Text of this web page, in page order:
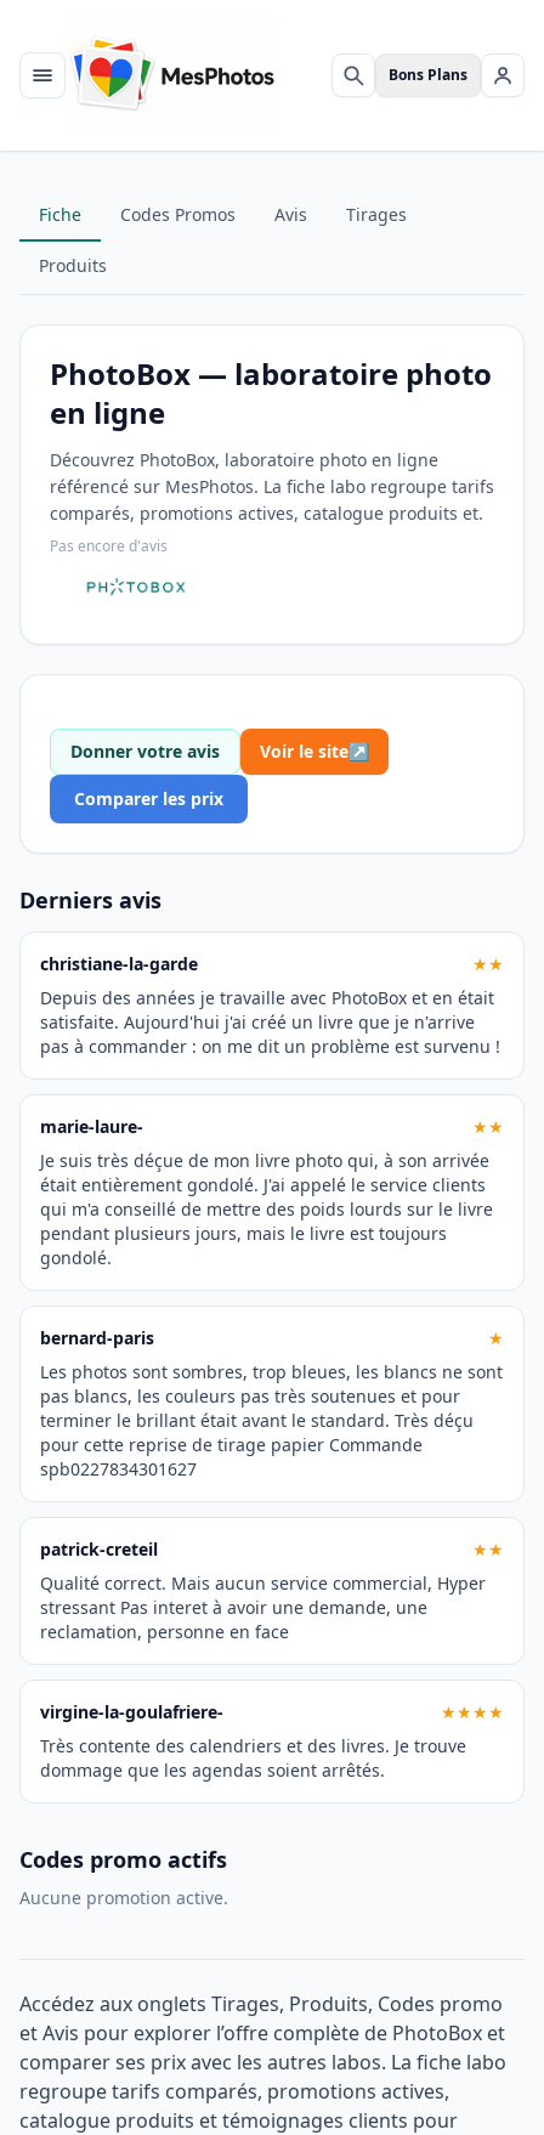
Menu Rechercher
Bons Plans Se
Fiche Codes Promos Avis Tirages
Produits
PhotoBox — laboratoire photo
en ligne
Découvrez PhotoBox, laboratoire photo en ligne
référencé sur MesPhotos. La fiche labo regroupe tarifs
comparés, promotions actives, catalogue produits et.
Pas encore d'avis
Donner votre avis Voir le site↗
Comparer les prix
Derniers avis
christiane-la-garde
★★
Depuis des années je travaille avec PhotoBox et en était
satisfaite. Aujourd'hui j'ai créé un livre que je n'arrive
pas à commander : on me dit un problème est survenu !
marie-laure-
★★
Je suis très déçue de mon livre photo qui, à son arrivée
était entièrement gondolé. J'ai appelé le service clients
qui m'a conseillé de mettre des poids lourds sur le livre
pendant plusieurs jours, mais le livre est toujours
gondolé.
bernard-paris
★
Les photos sont sombres, trop bleues, les blancs ne sont
pas blancs, les couleurs pas très soutenues et pour
terminer le brillant était avant le standard. Très déçu
pour cette reprise de tirage papier Commande
spb0227834301627
patrick-creteil
★★
Qualité correct. Mais aucun service commercial, Hyper
stressant Pas interet à avoir une demande, une
reclamation, personne en face
virgine-la-goulafriere-
★★★★
Très contente des calendriers et des livres. Je trouve
dommage que les agendas soient arrêtés.
Codes promo actifs
Aucune promotion active.
Accédez aux onglets Tirages, Produits, Codes promo
et Avis pour explorer l’offre complète de PhotoBox et
comparer ses prix avec les autres labos. La fiche labo
regroupe tarifs comparés, promotions actives,
catalogue produits et témoignages clients pour